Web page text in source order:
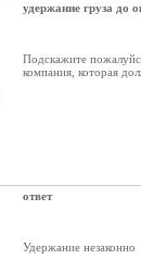
удержание груза до
Подскажите
компания, которая
ответ
Удержание незаконно